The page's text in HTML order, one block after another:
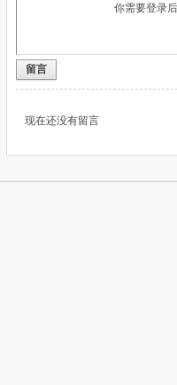
你需要登录
留言
现在还没有留言